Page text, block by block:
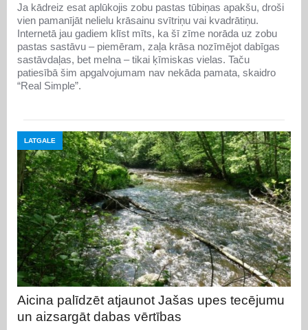
Ja kādreiz esat aplūkojis zobu pastas tūbiņas apakšu, droši
vien pamanījāt nelielu krāsainu svītriņu vai kvadrātiņu.
Internetā jau gadiem klīst mīts, ka šī zīme norāda uz zobu
pastas sastāvu – piemēram, zaļa krāsa nozīmējot dabīgas
sastāvdaļas, bet melna – tikai ķīmiskas vielas. Taču
patiesībā šim apgalvojumam nav nekāda pamata, skaidro
“Real Simple”.
LATGALE
Aicina palīdzēt atjaunot Jašas upes tecējumu
un aizsargāt dabas vērtības